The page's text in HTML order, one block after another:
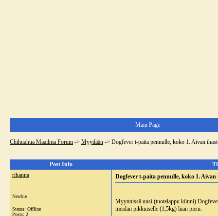
Main Page
Chihuahua Maailma Forum -> Myydään -> Dogfever t-paita pennulle, koko 1. Aivan
Post Info
rihanna
Newbie
Status: Offline
Posts: 2
Dogfever t-paita pennulle, koko 1.
Myynnissä uusi (tuotelappu kiinni)
meidän pikkuiselle (1,5kg) liian pieni.